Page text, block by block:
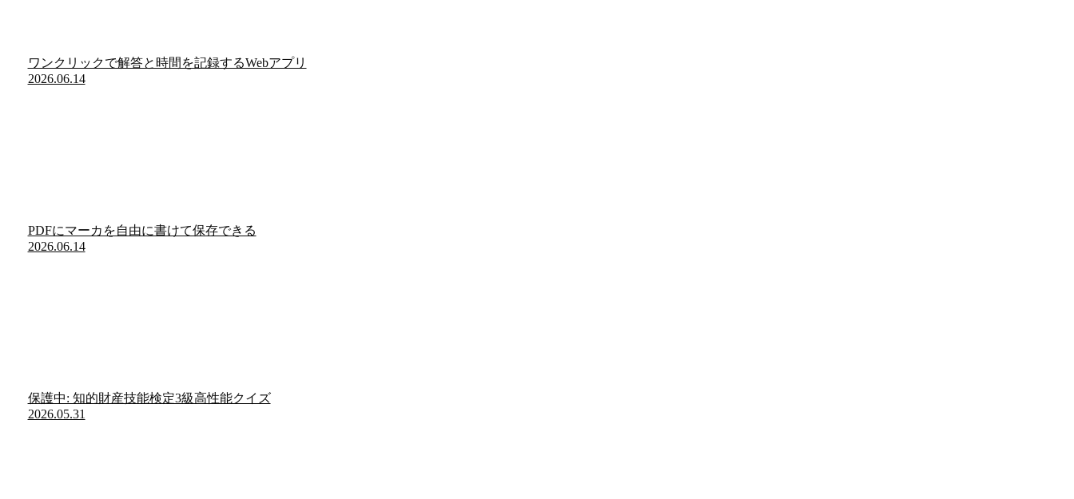
ワンクリックで解答と時間を記録するWebアプリ
2026.06.14
PDFにマーカを自由に書けて保存できる
2026.06.14
保護中: 知的財産技能検定3級高性能クイズ
2026.05.31